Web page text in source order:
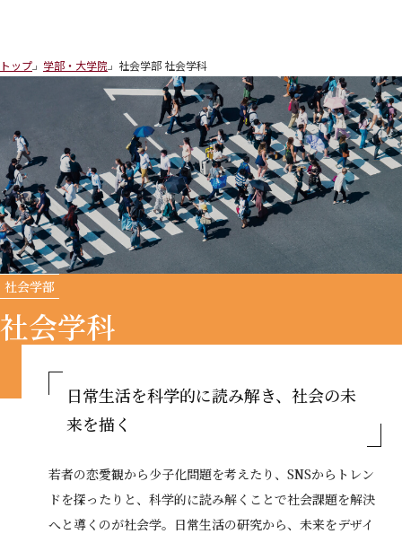
トップ 学部・大学院 社会学部 社会学科
社会学部
社会学科
日常生活を科学的に読み解き、 社会の未
来を描く
若者の恋愛観から少子化問題を考えたり、SNSからトレン
ドを探ったりと、科学的に読み解くことで社会課題を解決
へと導くのが社会学。日常生活の研究から、未来をデザイ